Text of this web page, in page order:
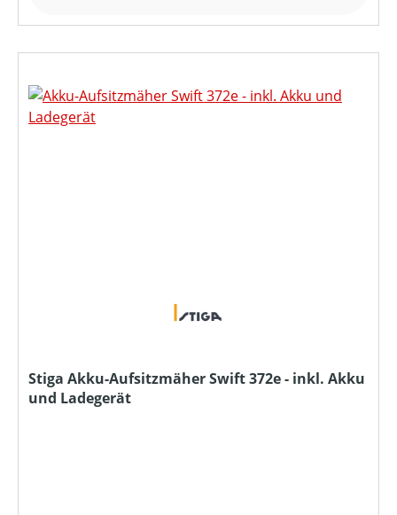
Stiga Akku-Aufsitzmäher Swift 372e - inkl. Akku
und Ladegerät